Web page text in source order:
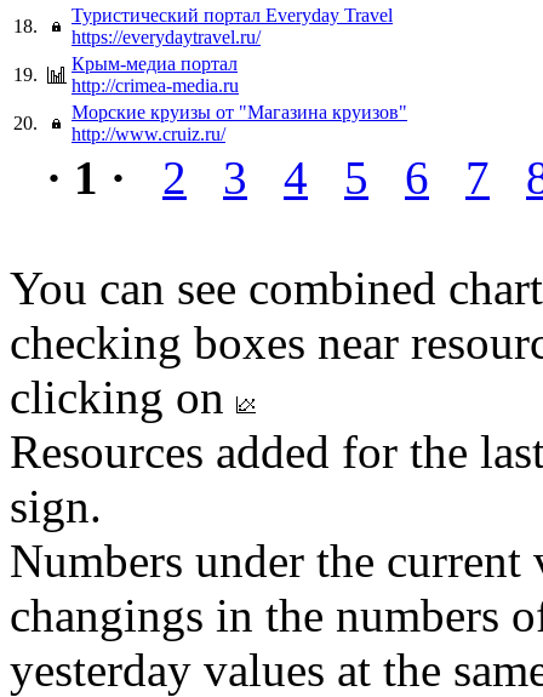
18.
Туристический портал Everyday Travel
https://everydaytravel.ru/
19.
Крым-медиа портал
http://crimea-media.ru
20.
Морские круизы от "Магазина круизов"
http://www.cruiz.ru/
· 1 · 2 3 4 5 6 7
You can see combined
checking boxes near
clicking on
Resources added for the
sign.
Numbers under the
changings in the numbers
yesterday values at the